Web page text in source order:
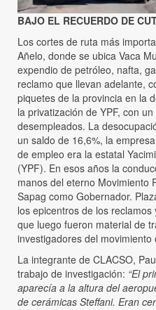
BAJO EL RECUERDO DE
Los cortes de ruta más
Añelo, donde se ubica Vaca
expendio de petróleo, nafta,
reclamo que llevan adelante,
piquetes de la provincia en la
la privatización de YPF, con
desempleados. La
un saldo de 16,6%, la
de empleo era la estatal
(YPF). En esos años la
manos del eterno Movimiento
Sapag como Gobernador.
los epicentros de los
que luego fueron material de
investigadores del
La integrante de CLACSO,
trabajo de investigación: “El
aparecía a la altura del
de cerámicas Steffani. Eran